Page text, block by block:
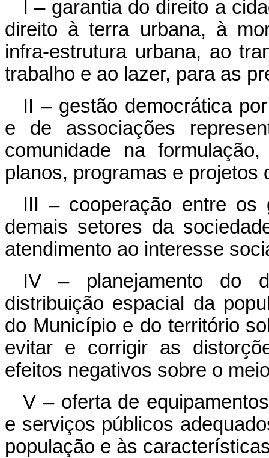
I – garantia do direito a
direito à terra urbana, à
infra-estrutura urbana, ao
trabalho e ao lazer, para as
II – gestão democrática
e de associações
comunidade na
planos, programas e projetos
III – cooperação entre os
demais setores da
atendimento ao interesse
IV – planejamento do
distribuição espacial da
do Município e do território
evitar e corrigir as
efeitos negativos sobre o
V – oferta de
e serviços públicos
população e às